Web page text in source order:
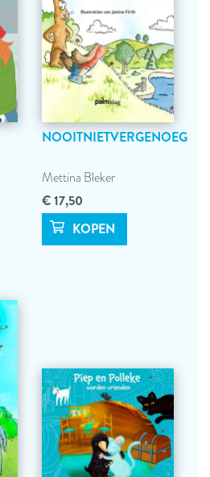
NOOITNIETVERGENOEG
Mettina Bleker
€ 17,50